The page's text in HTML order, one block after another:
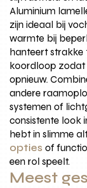
Aluminium
zijn ideaal bij
warmte bij
hanteert strakke
koordloop zodat
opnieuw.
andere
systemen of
consistente look
hebt in slimme
opties of
een rol speelt.
Meest